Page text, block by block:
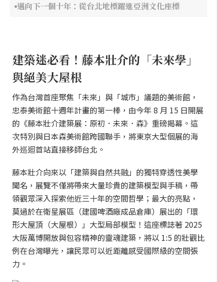
邁向下一個十年：從台北地標躍進亞洲文化座標
建築迷必看！藤本壯介的「未來學」
與絕美大屋根
作為台灣首座聚焦「未來」與「城市」議題的美術館，
忠泰美術館十週年計畫的第一棒，由今年 8 月 15 日開展
的《藤本壯介建築展：原初．未來．森》重磅揭幕。這
次特別與日本森美術館跨國聯手，將東京大型個展的海
外巡迴首站直接移師台北。
藤本壯介向來以「建築與自然共融」的獨特穿透性美學
聞名，展覽不僅將帶來大量珍貴的建築模型與手稿，帶
領觀眾深入探索他近三十年的空間哲學；最大的亮點，
莫過於在衛星展區（建國啤酒廠成品倉庫）展出的「環
形大屋頂（大屋根）」大型局部模型！這座標誌著 2025
大阪萬博開放與包容精神的靈魂建築，將以 1:5 的壯觀比
例在台灣曝光，讓民眾可以近距離感受國際級的空間張
力。